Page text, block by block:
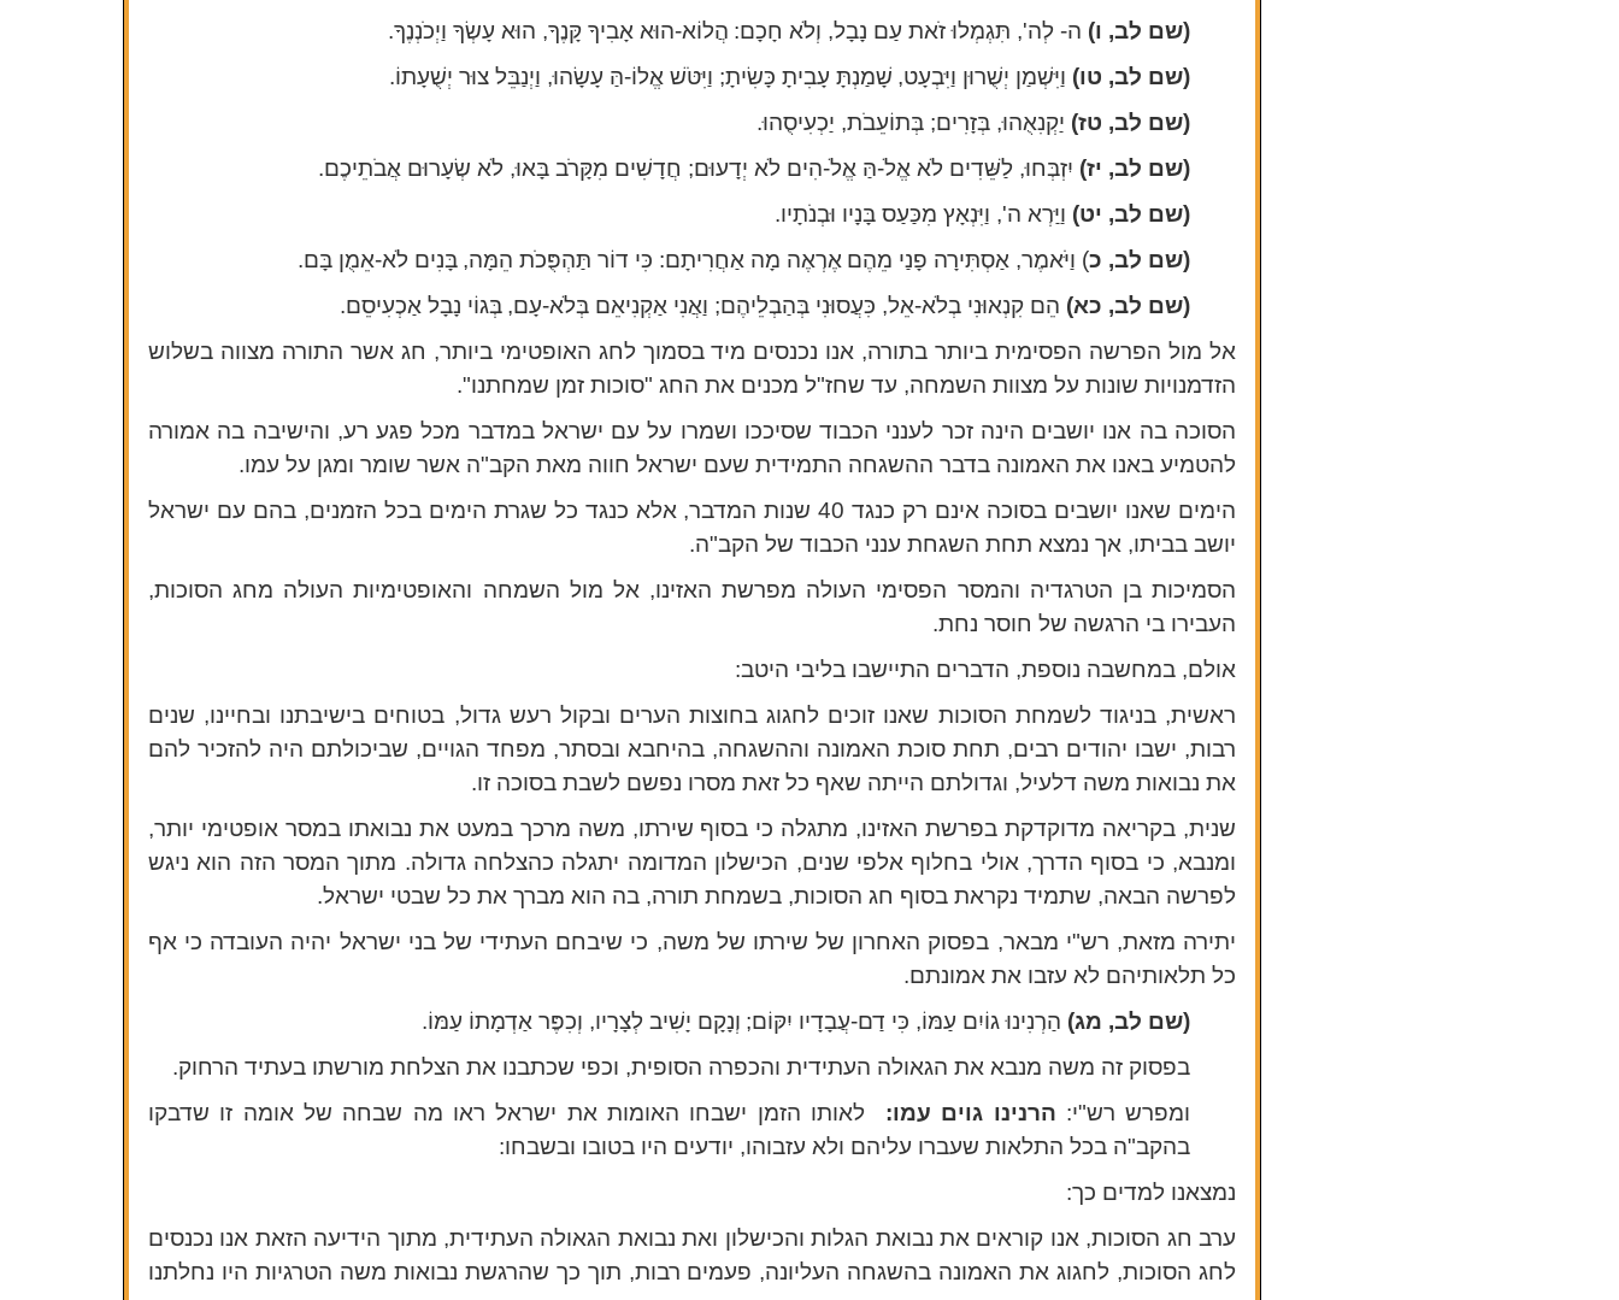
(שם לב, ו) ה- לְה', תִּגְמְלוּ זֹאת עַם נָבָל, וְלֹא חָכָם: הֲלוֹא-הוּא אָבִיךָ קָּנֶךָ, הוּא עָשְׂךָ וַיְכֹנְנֶךָ.
(שם לב, טו) וַיִּשְׁמַן יְשֻׁרוּן וַיִּבְעָט, שָׁמַנְתָּ עָבִיתָ כָּשִׂיתָ; וַיִּטֹּשׁ אֱלוֹ-הַּ עָשָׂהוּ, וַיְנַבֵּל צוּר יְשֻׁעָתוֹ.
(שם לב, טז) יַקְנִאֻהוּ, בְּזָרִים; בְּתוֹעֵבֹת, יַכְעִיסֻהוּ.
(שם לב, יז) יִזְבְּחוּ, לַשֵּׁדִים לֹא אֱלֹ-הַּ אֱלֹ-הִים לֹא יְדָעוּם; חֲדָשִׁים מִקָּרֹב בָּאוּ, לֹא שְׂעָרוּם אֲבֹתֵיכֶם.
(שם לב, יט) וַיַּרְא ה', וַיִּנְאָץ מִכַּעַס בָּנָיו וּבְנֹתָיו.
(שם לב, כ) וַיֹּאמֶר, אַסְתִּירָה פָנַי מֵהֶם אֶרְאֶה מָה אַחֲרִיתָם: כִּי דוֹר תַּהְפֻּכֹת הֵמָּה, בָּנִים לֹא-אֵמֻן בָּם.
(שם לב, כא) הֵם קִנְאוּנִי בְלֹא-אֵל, כִּעֲסוּנִי בְּהַבְלֵיהֶם; וַאֲנִי אַקְנִיאֵם בְּלֹא-עָם, בְּגוֹי נָבָל אַכְעִיסֵם.
אל מול הפרשה הפסימית ביותר בתורה, אנו נכנסים מיד בסמוך לחג האופטימי ביותר, חג אשר התורה מצווה בשלוש
הזדמנויות שונות על מצוות השמחה, עד שחז"ל מכנים את החג "סוכות זמן שמחתנו".
הסוכה בה אנו יושבים הינה זכר לענני הכבוד שסיככו ושמרו על עם ישראל במדבר מכל פגע רע, והישיבה בה אמורה
להטמיע באנו את האמונה בדבר ההשגחה התמידית שעם ישראל חווה מאת הקב"ה אשר שומר ומגן על עמו.
הימים שאנו יושבים בסוכה אינם רק כנגד 40 שנות המדבר, אלא כנגד כל שגרת הימים בכל הזמנים, בהם עם ישראל
יושב בביתו, אך נמצא תחת השגחת ענני הכבוד של הקב"ה.
הסמיכות בן הטרגדיה והמסר הפסימי העולה מפרשת האזינו, אל מול השמחה והאופטימיות העולה מחג הסוכות,
העבירו בי הרגשה של חוסר נחת.
אולם, במחשבה נוספת, הדברים התיישבו בליבי היטב:
ראשית, בניגוד לשמחת הסוכות שאנו זוכים לחגוג בחוצות הערים ובקול רעש גדול, בטוחים בישיבתנו ובחיינו, שנים
רבות, ישבו יהודים רבים, תחת סוכת האמונה וההשגחה, בהיחבא ובסתר, מפחד הגויים, שביכולתם היה להזכיר להם
את נבואות משה דלעיל, וגדולתם הייתה שאף כל זאת מסרו נפשם לשבת בסוכה זו.
שנית, בקריאה מדוקדקת בפרשת האזינו, מתגלה כי בסוף שירתו, משה מרכך במעט את נבואתו במסר אופטימי יותר,
ומנבא, כי בסוף הדרך, אולי בחלוף אלפי שנים, הכישלון המדומה יתגלה כהצלחה גדולה. מתוך המסר הזה הוא ניגש
לפרשה הבאה, שתמיד נקראת בסוף חג הסוכות, בשמחת תורה, בה הוא מברך את כל שבטי ישראל.
יתירה מזאת, רש"י מבאר, בפסוק האחרון של שירתו של משה, כי שיבחם העתידי של בני ישראל יהיה העובדה כי אף
כל תלאותיהם לא עזבו את אמונתם.
(שם לב, מג) הַרְנִינוּ גוֹיִם עַמּוֹ, כִּי דַם-עֲבָדָיו יִקּוֹם; וְנָקָם יָשִׁיב לְצָרָיו, וְכִפֶּר אַדְמָתוֹ עַמּוֹ.
בפסוק זה משה מנבא את הגאולה העתידית והכפרה הסופית, וכפי שכתבנו את הצלחת מורשתו בעתיד הרחוק.
ומפרש רש"י: הרנינו גוים עמו:
לאותו הזמן ישבחו האומות את ישראל ראו מה שבחה של אומה זו שדבקו
בהקב"ה בכל התלאות שעברו עליהם ולא עזבוהו, יודעים היו בטובו ובשבחו:
נמצאנו למדים כך:
ערב חג הסוכות, אנו קוראים את נבואת הגלות והכישלון ואת נבואת הגאולה העתידית, מתוך הידיעה הזאת אנו נכנסים
לחג הסוכות, לחגוג את האמונה בהשגחה העליונה, פעמים רבות, תוך כך שהרגשת נבואות משה הטרגיות היו נחלתנו